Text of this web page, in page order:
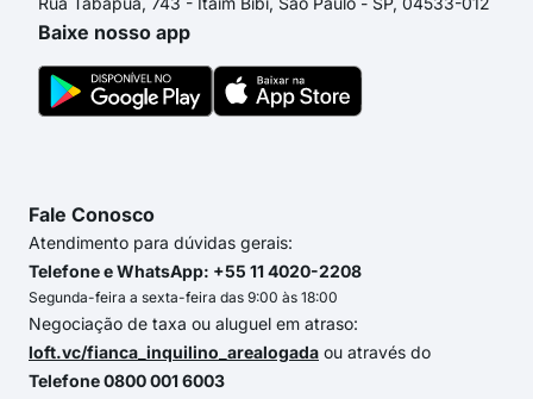
Baixe nosso app
Fale Conosco
Atendimento para dúvidas gerais:
Telefone e WhatsApp: +55 11 4020-2208
Segunda-feira a sexta-feira das 9:00 às 18:00
Negociação de taxa ou aluguel em atraso:
loft.vc/fianca_inquilino_arealogada ou através do
Telefone 0800 001 6003